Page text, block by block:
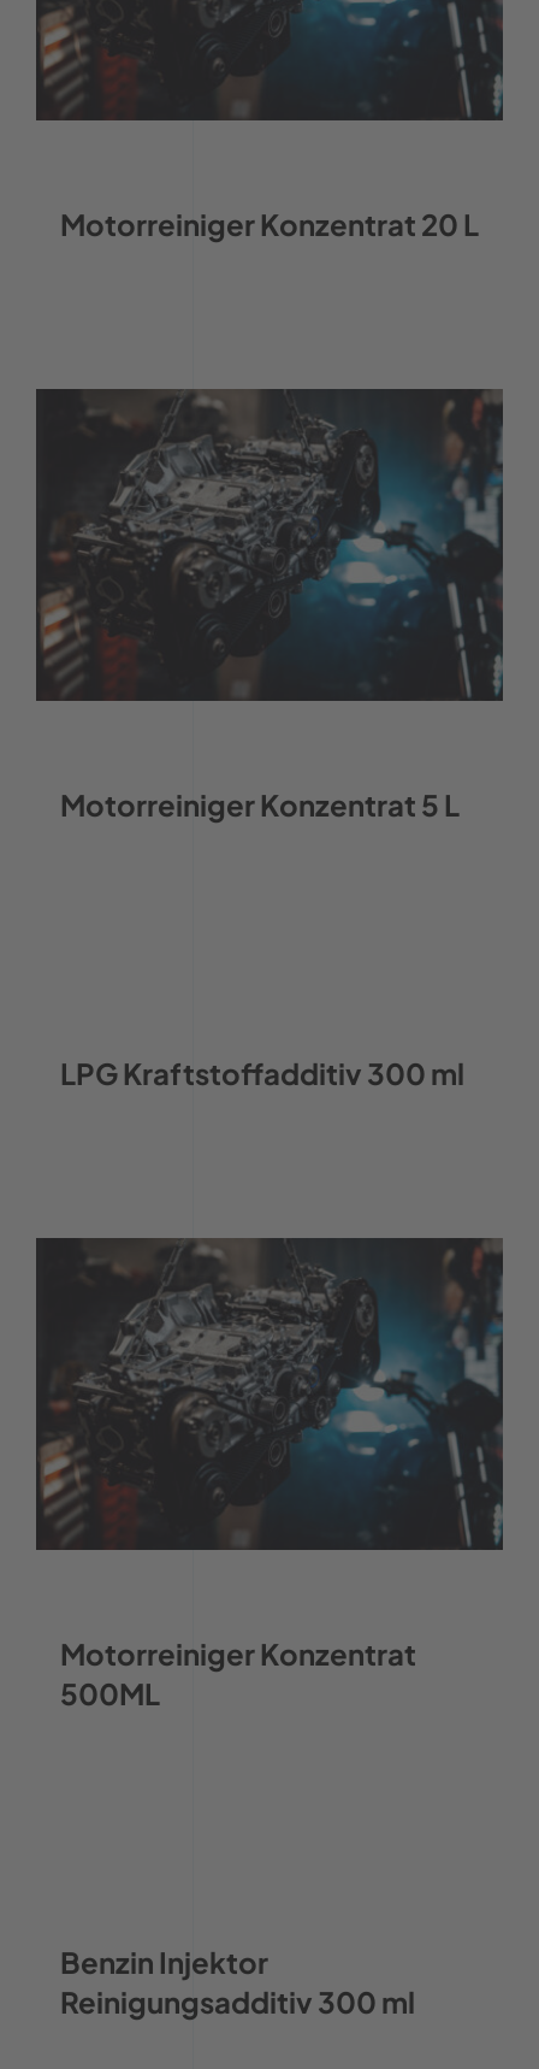
Motorreiniger Konzentrat 20 L
Motorreiniger Konzentrat 5 L
LPG Kraftstoffadditiv 300 ml
Motorreiniger Konzentrat
500ML
Benzin Injektor
Reinigungsadditiv 300 ml